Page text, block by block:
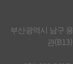
부산광역시 남구
관